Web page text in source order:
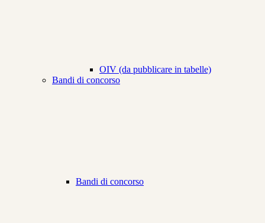
OIV (da pubblicare in tabelle)
Bandi di concorso
Bandi di concorso